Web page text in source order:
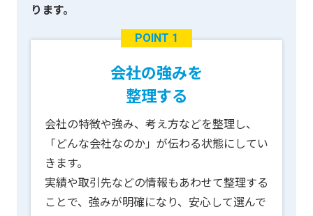
ります。
POINT 1
会社の強みを
整理する
会社の特徴や強み、考え方などを整理し、
「どんな会社なのか」が伝わる状態にしてい
きます。
実績や取引先などの情報もあわせて整理する
ことで、強みが明確になり、安心して選んで